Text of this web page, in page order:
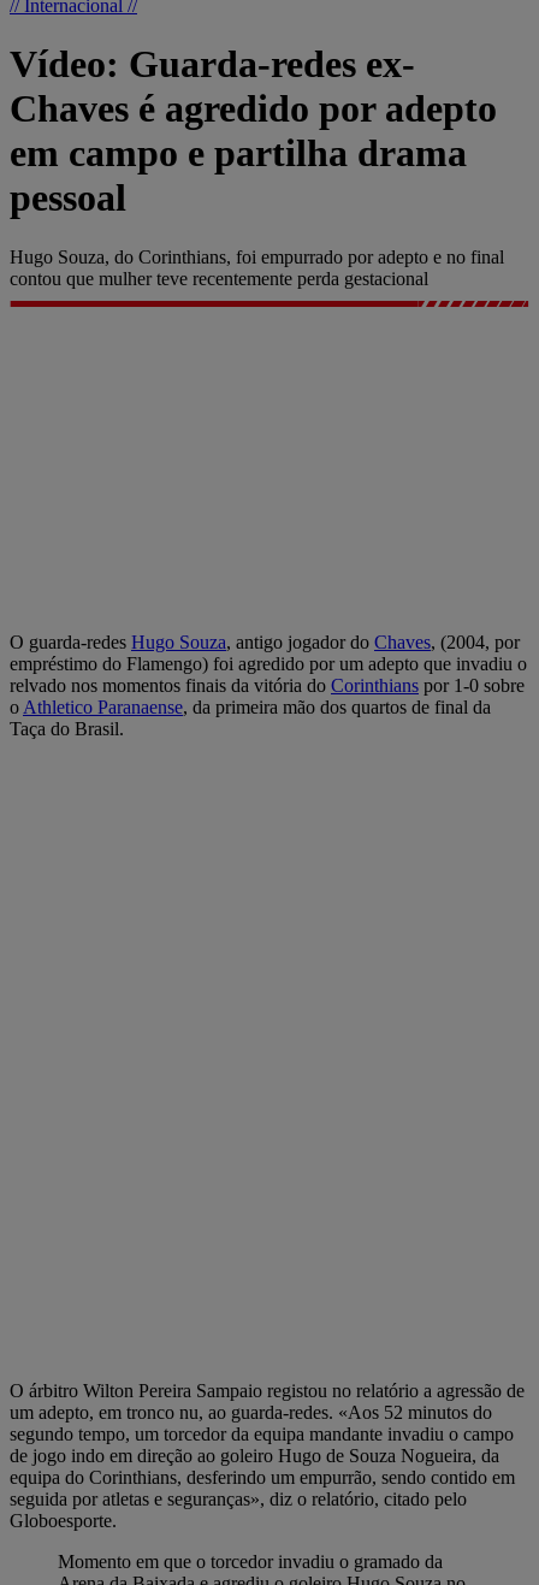
// Internacional //
Vídeo: Guarda-redes ex-
Chaves é agredido por adepto
em campo e partilha drama
pessoal
Hugo Souza, do Corinthians, foi empurrado por adepto e no final
contou que mulher teve recentemente perda gestacional
O guarda-redes Hugo Souza, antigo jogador do Chaves, (2004, por
empréstimo do Flamengo) foi agredido por um adepto que invadiu o
relvado nos momentos finais da vitória do Corinthians por 1-0 sobre
o Athletico Paranaense, da primeira mão dos quartos de final da
Taça do Brasil.
O árbitro Wilton Pereira Sampaio registou no relatório a agressão de
um adepto, em tronco nu, ao guarda-redes. «Aos 52 minutos do
segundo tempo, um torcedor da equipa mandante invadiu o campo
de jogo indo em direção ao goleiro Hugo de Souza Nogueira, da
equipa do Corinthians, desferindo um empurrão, sendo contido em
seguida por atletas e seguranças», diz o relatório, citado pelo
Globoesporte.
Momento em que o torcedor invadiu o gramado da